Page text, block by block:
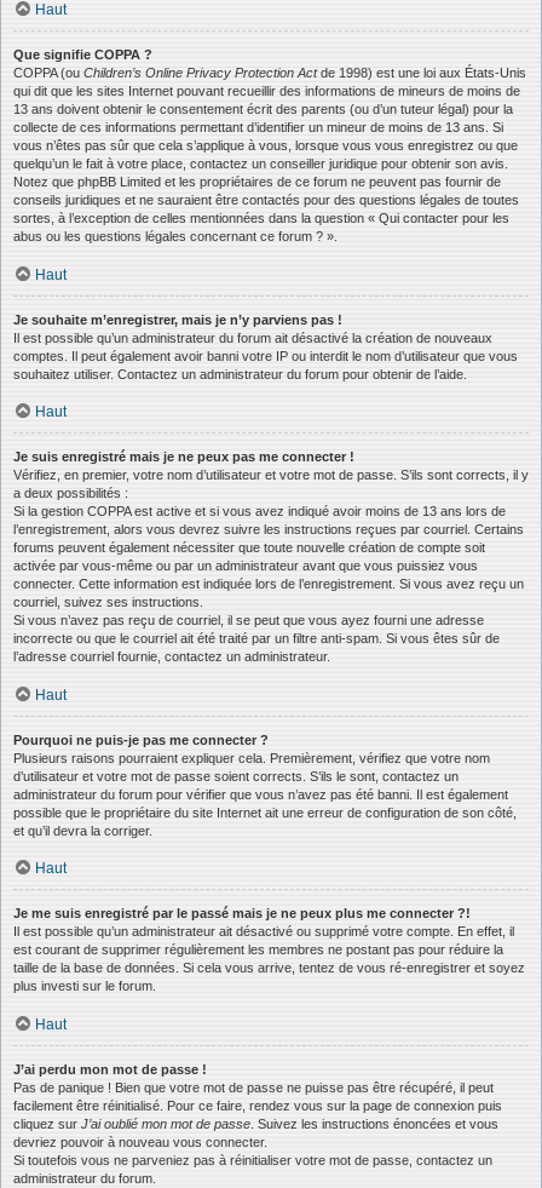
Haut
Que signifie COPPA ?
COPPA (ou Children’s Online Privacy Protection Actde 1998) est une loi aux États-Unis
qui dit que les sites Internet pouvant recueillir des informations de mineurs de moins de
13 ans doivent obtenir le consentement écrit des parents (ou d’un tuteur légal) pour la
collecte de ces informations permettant d’identifier un mineur de moins de 13 ans. Si
vous n’êtes pas sûr que cela s’applique à vous, lorsque vous vous enregistrez ou que
quelqu’un le fait à votre place, contactez un conseiller juridique pour obtenir son avis.
Notez que phpBB Limited et les propriétaires de ce forum ne peuvent pas fournir de
conseils juridiques et ne sauraient être contactés pour des questions légales de toutes
sortes, à l’exception de celles mentionnées dans la question « Qui contacter pour les
abus ou les questions légales concernant ce forum ? ».
Haut
Je souhaite m’enregistrer, mais je n’y parviens pas !
Il est possible qu’un administrateur du forum ait désactivé la création de nouveaux
comptes. Il peut également avoir banni votre IP ou interdit le nom d’utilisateur que vous
souhaitez utiliser. Contactez un administrateur du forum pour obtenir de l’aide.
Haut
Je suis enregistré mais je ne peux pas me connecter !
Vérifiez, en premier, votre nom d’utilisateur et votre mot de passe. S’ils sont corrects, il y
a deux possibilités :
Si la gestion COPPA est active et si vous avez indiqué avoir moins de 13 ans lors de
l’enregistrement, alors vous devrez suivre les instructions reçues par courriel. Certains
forums peuvent également nécessiter que toute nouvelle création de compte soit
activée par vous-même ou par un administrateur avant que vous puissiez vous
connecter. Cette information est indiquée lors de l’enregistrement. Si vous avez reçu un
courriel, suivez ses instructions.
Si vous n’avez pas reçu de courriel, il se peut que vous ayez fourni une adresse
incorrecte ou que le courriel ait été traité par un filtre anti-spam. Si vous êtes sûr de
l’adresse courriel fournie, contactez un administrateur.
Haut
Pourquoi ne puis-je pas me connecter ?
Plusieurs raisons pourraient expliquer cela. Premièrement, vérifiez que votre nom
d’utilisateur et votre mot de passe soient corrects. S’ils le sont, contactez un
administrateur du forum pour vérifier que vous n’avez pas été banni. Il est également
possible que le propriétaire du site Internet ait une erreur de configuration de son côté,
et qu’il devra la corriger.
Haut
Je me suis enregistré par le passé mais je ne peux plus me connecter ?!
Il est possible qu’un administrateur ait désactivé ou supprimé votre compte. En effet, il
est courant de supprimer régulièrement les membres ne postant pas pour réduire la
taille de la base de données. Si cela vous arrive, tentez de vous ré-enregistrer et soyez
plus investi sur le forum.
Haut
J’ai perdu mon mot de passe !
Pas de panique ! Bien que votre mot de passe ne puisse pas être récupéré, il peut
facilement être réinitialisé. Pour ce faire, rendez vous sur la page de connexion puis
cliquez sur J’ai oublié mon mot de passe . Suivez les instructions énoncées et vous
devriez pouvoir à nouveau vous connecter.
Si toutefois vous ne parveniez pas à réinitialiser votre mot de passe, contactez un
administrateur du forum.